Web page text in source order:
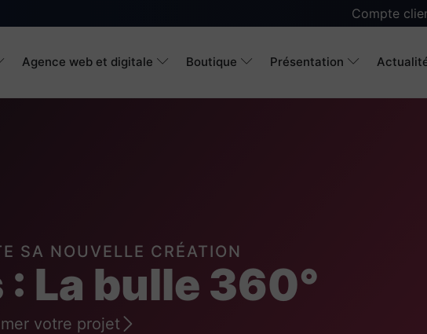
Compte
Agence web et digitale Boutique Présentation
SA NOUVELLE CRÉATION
La bulle 360°
votre projet